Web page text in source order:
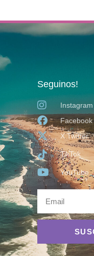
Seguinos!
Instagram
Facebook
X Twitter
TikTok
YouTube